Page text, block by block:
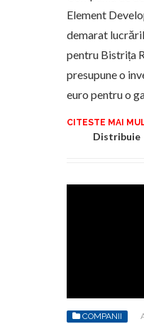
Element
demarat
pentru Bistrița
presupune o
euro pentru o
CITESTE MAI
Distribuie
COMPANII